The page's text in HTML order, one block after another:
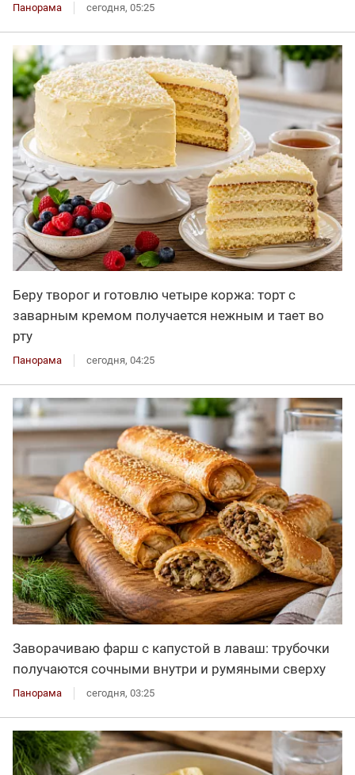
Панорама сегодня, 05:25
Беру творог и готовлю четыре коржа: торт с
заварным кремом получается нежным и тает во
рту
Панорама сегодня, 04:25
Заворачиваю фарш с капустой в лаваш: трубочки
получаются сочными внутри и румяными сверху
Панорама сегодня, 03:25